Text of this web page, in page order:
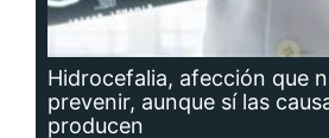
Hidrocefalia, afección que
prevenir, aunque sí las
producen